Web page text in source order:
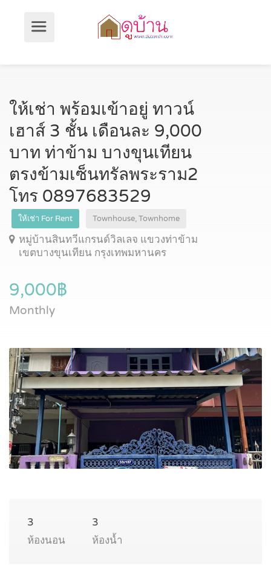
ให้เช่า พร้อมเข้าอยู่ ทาวน์
เฮาส์ 3 ชั้น เดือนละ 9,000
บาท ท่าข้าม บางขุนเทียน
ตรงข้ามเซ็นทรัลพระราม2
โทร 0897683529
ให้เช่า For Rent Townhouse, Townhome
หมู่บ้านสินทวีแกรนด์วิลเลจ แขวงท่าข้าม
เขตบางขุนเทียน กรุงเทพมหานคร
9,000฿
Monthly
3
ห้องนอน
3
ห้องน้ำ